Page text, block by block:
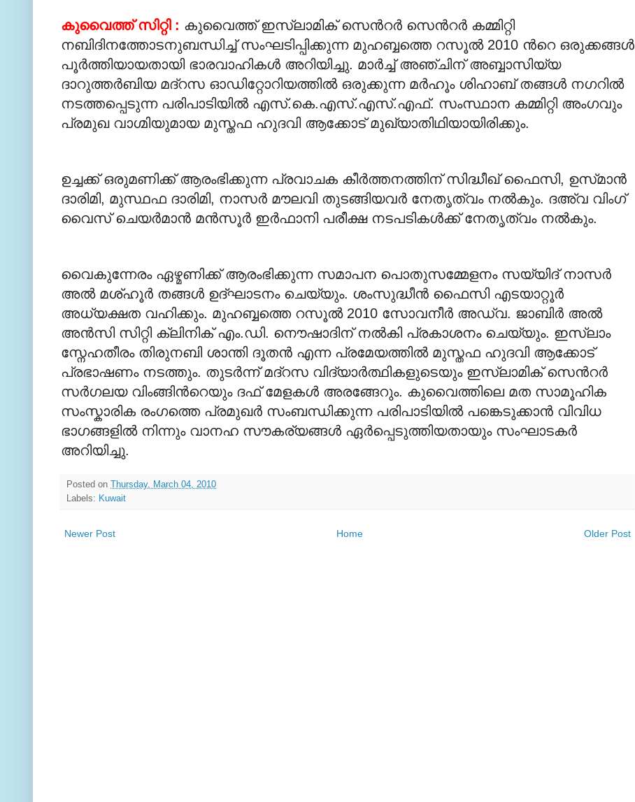
കുവൈത്ത് സിറ്റി : കുവൈത്ത് ഇസ്‍ലാമിക് സെന്‍റര്‍ സെന്‍റര്‍ കമ്മിറ്റി
നബിദിനത്തോടനുബന്ധിച്ച് സംഘടിപ്പിക്കുന്ന മുഹബ്ബത്തെ റസൂല്‍ 2010 ന്‍റെ ഒരുക്കങ്ങള്‍
പൂര്‍ത്തിയായതായി ഭാരവാഹികള്‍ അറിയിച്ചു. മാര്‍ച്ച് അഞ്ചിന് അബ്ബാസിയ്യ
ദാറുത്തര്‍ബിയ മദ്റസ ഓഡിറ്റോറിയത്തില്‍ ഒരുക്കുന്ന മര്‍ഹൂം ശിഹാബ് തങ്ങള്‍ നഗറില്‍
നടത്തപ്പെടുന്ന പരിപാടിയില്‍ എസ്.കെ.എസ്.എസ്.എഫ്. സംസ്ഥാന കമ്മിറ്റി അംഗവും
പ്രമുഖ വാഗ്മിയുമായ മുസ്തഫ ഹുദവി ആക്കോട് മുഖ്യാതിഥിയായിരിക്കും.
ഉച്ചക്ക് ഒരുമണിക്ക് ആരംഭിക്കുന്ന പ്രവാചക കീര്‍ത്തനത്തിന് സിദ്ധീഖ് ഫൈസി, ഉസ്‍മാന്‍
ദാരിമി, മുസ്ഥഫ ദാരിമി, നാസര്‍ മൗലവി തുടങ്ങിയവര്‍ നേതൃത്വം നല്‍കും. ദഅ്വ വിംഗ്
വൈസ് ചെയര്‍മാന്‍ മന്‍സൂര്‍ ഇര്‍ഫാനി പരീക്ഷ നടപടികള്‍ക്ക് നേതൃത്വം നല്‍കും.
വൈകുന്നേരം ഏഴ്മണിക്ക് ആരംഭിക്കുന്ന സമാപന പൊതുസമ്മേളനം സയ്യിദ് നാസര്‍
അല്‍ മശ്ഹൂര്‍ തങ്ങള്‍ ഉദ്ഘാടനം ചെയ്യും. ശംസുദ്ധീന്‍ ഫൈസി എടയാറ്റൂര്‍
അധ്യക്ഷത വഹിക്കും. മുഹബ്ബത്തെ റസൂല്‍ 2010 സോവനീര്‍ അഡ്വ. ജാബിര്‍ അല്‍
അന്‍സി സിറ്റി ക്ലിനിക് എം.ഡി. നൌഷാദിന് നല്‍കി പ്രകാശനം ചെയ്യും. ഇസ്‍ലാം
സ്നേഹതീരം തിരുനബി ശാന്തി ദൂതന്‍ എന്ന പ്രമേയത്തില്‍ മുസ്തഫ ഹുദവി ആക്കോട്
പ്രഭാഷണം നടത്തും. തുടര്‍ന്ന് മദ്റസ വിദ്യാര്‍ത്ഥികളുടെയും ഇസ്‍ലാമിക് സെന്‍റര്‍
സര്‍ഗലയ വിംങ്ങിന്‍റെയും ദഫ് മേളകള്‍ അരങ്ങേറും. കുവൈത്തിലെ മത സാമൂഹിക
സംസ്കാരിക രംഗത്തെ പ്രമുഖര്‍ സംബന്ധിക്കുന്ന പരിപാടിയില്‍ പങ്കെടുക്കാന്‍ വിവിധ
ഭാഗങ്ങളില്‍ നിന്നും വാനഹ സൗകര്യങ്ങള്‍ ഏര്‍പ്പെടുത്തിയതായും സംഘാടകര്‍
അറിയിച്ചു.
Posted on
Thursday, March 04, 2010
Labels: Kuwait
Newer Post Older Post
Home